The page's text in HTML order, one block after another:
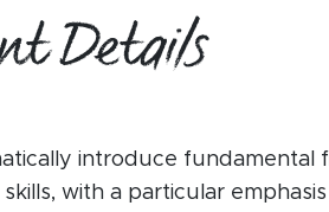
Details
introduce fundamental
with a particular